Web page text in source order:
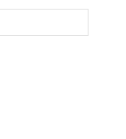
Сайт: